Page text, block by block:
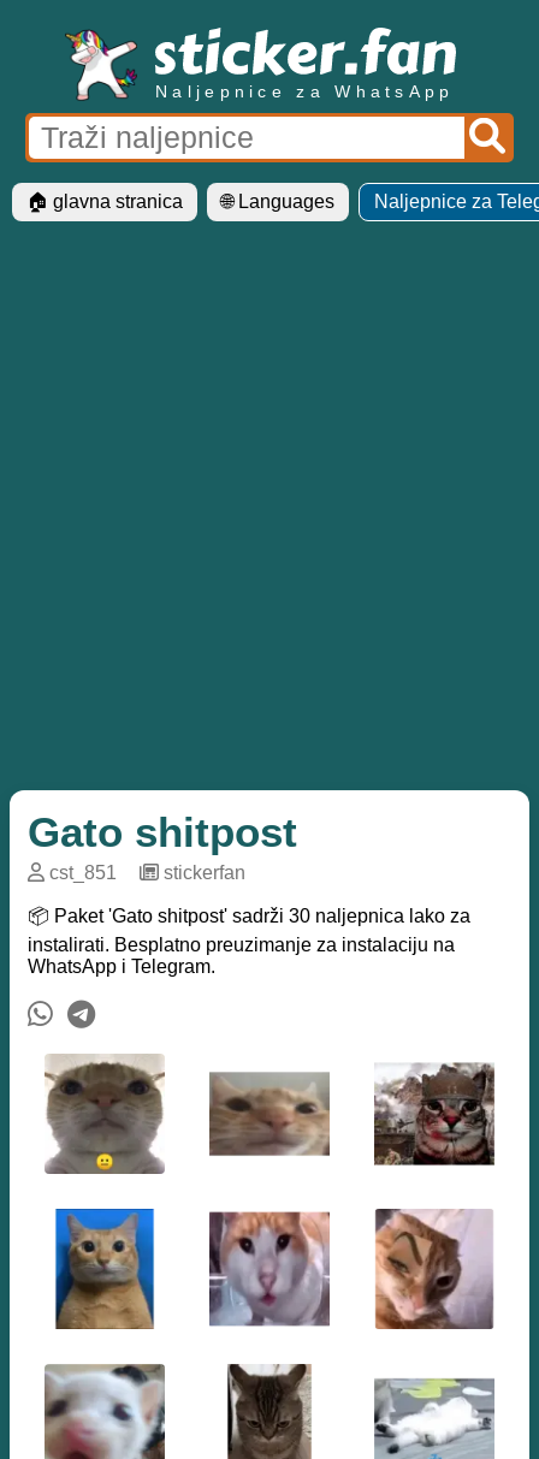
Naljepnice za WhatsApp
🏠 glavna stranica 🌐 Languages Naljepnice za
Gato shitpost
cst_851 stickerfan
📦 Paket 'Gato shitpost' sadrži 30 naljepnica lako za
instalirati. Besplatno preuzimanje za instalaciju na
WhatsApp i Telegram.